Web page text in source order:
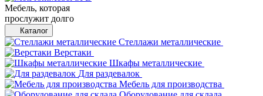
Мебель, которая
прослужит долго
Каталог
Стеллажи металлические
Верстаки
Шкафы металлические
Для раздевалок
Мебель для производства